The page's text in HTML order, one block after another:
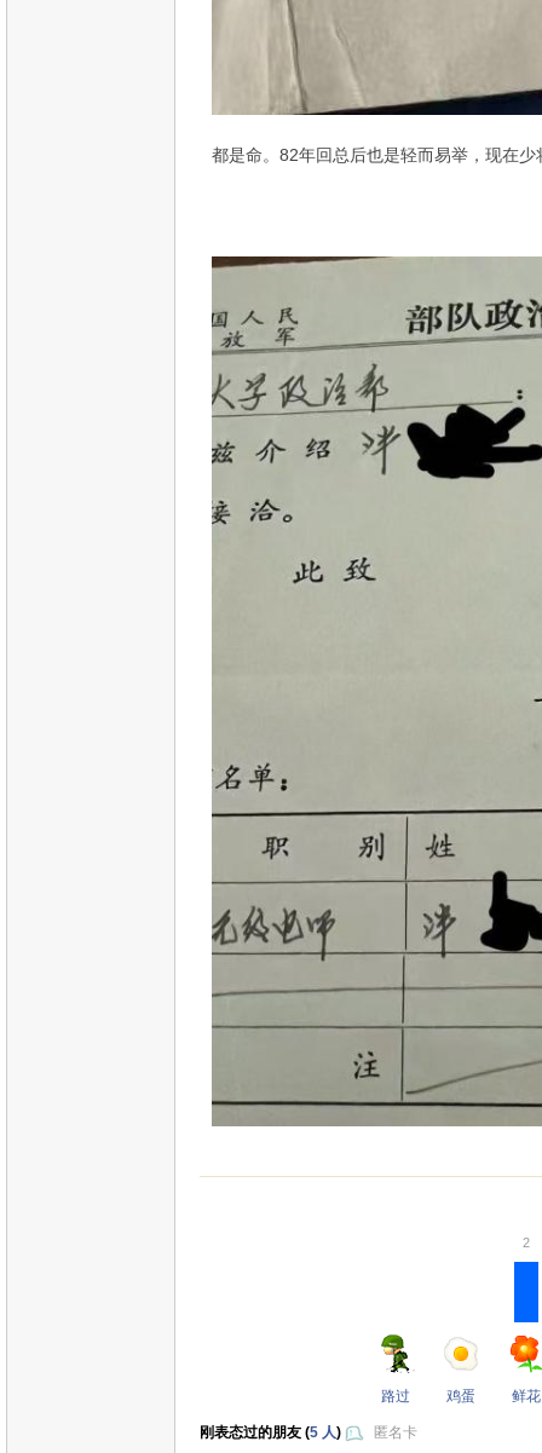
都是命。82年回总后也是轻而易举，现在
路过 鸡蛋
2
鲜花
刚表态过的朋友 (5 人) 匿名卡